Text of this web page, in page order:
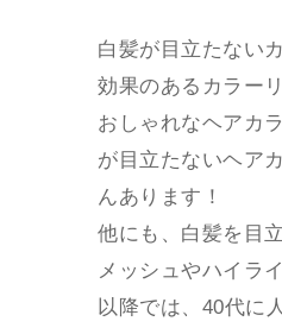
白髪が目立たない
効果のあるカラー
おしゃれなヘアカ
が目立たないヘア
んあります！
他にも、白髪を目
メッシュやハイラ
以降では、40代に